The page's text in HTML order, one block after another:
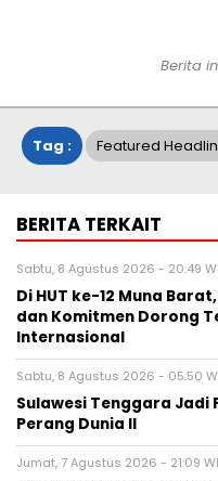
Berita
Tag : Featured
BERITA TERKAIT
Sabtu, 8 Agustus 2026 - 20:49
Di HUT ke-12 Muna
dan Komitmen Dorong
Internasional
Sabtu, 8 Agustus 2026 - 05:50
Sulawesi Tenggara Jadi
Perang Dunia II
Jumat, 7 Agustus 2026 - 21:09